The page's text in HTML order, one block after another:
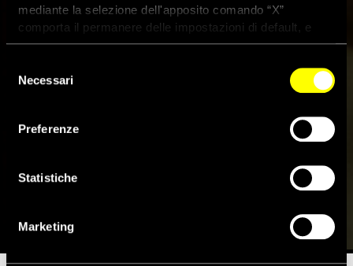
mediante la selezione dell'apposito comando “X”
comporta il permanere delle impostazioni di default, e
dunque la continuazione della navigazione con i cookie
dei cookie attivi sul sito clicca
delNecessari
Preferenze
Statistiche
Marketing
Stop ai trasferimenti di armi a
palestinesi
12 Aprile 2024